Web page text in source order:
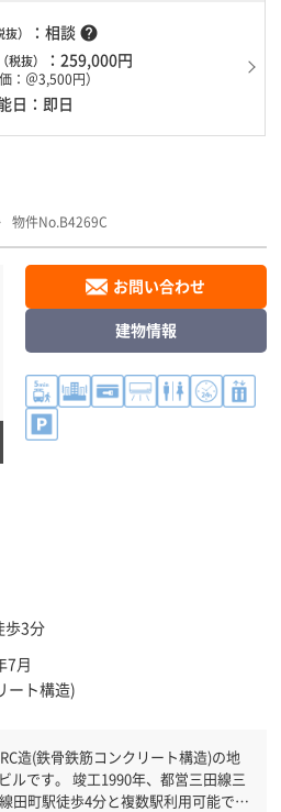
抜） ：相談 help
（税抜） ：259,000円
：＠3,500円）
日：即日
物件No.B4269C
歩3分
7月
ート構造)
お問い合わせ
建物情報
造(鉄骨鉄筋コンクリート構造)の地
年、都営三田線三
田町駅徒歩4分と複数駅利用可能で